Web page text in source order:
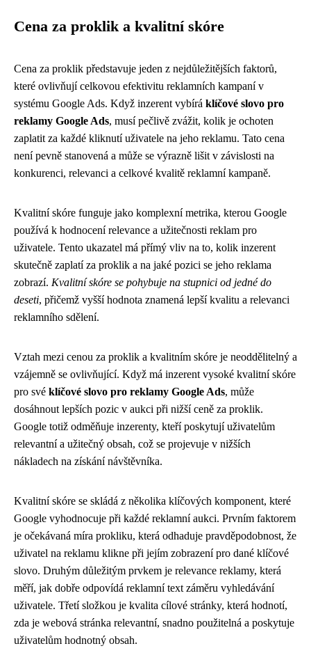
Cena za proklik a kvalitní skóre
Cena za proklik představuje jeden z nejdůležitějších faktorů,
které ovlivňují celkovou efektivitu reklamních kampaní v
systému Google Ads. Když inzerent vybírá klíčové slovo pro
reklamy Google Ads, musí pečlivě zvážit, kolik je ochoten
zaplatit za každé kliknutí uživatele na jeho reklamu. Tato cena
není pevně stanovená a může se výrazně lišit v závislosti na
konkurenci, relevanci a celkové kvalitě reklamní kampaně.
Kvalitní skóre funguje jako komplexní metrika, kterou Google
používá k hodnocení relevance a užitečnosti reklam pro
uživatele. Tento ukazatel má přímý vliv na to, kolik inzerent
skutečně zaplatí za proklik a na jaké pozici se jeho reklama
zobrazí. Kvalitní skóre se pohybuje na stupnici od jedné do
deseti, přičemž vyšší hodnota znamená lepší kvalitu a relevanci
reklamního sdělení.
Vztah mezi cenou za proklik a kvalitním skóre je neoddělitelný a
vzájemně se ovlivňující. Když má inzerent vysoké kvalitní skóre
pro své klíčové slovo pro reklamy Google Ads, může
dosáhnout lepších pozic v aukci při nižší ceně za proklik.
Google totiž odměňuje inzerenty, kteří poskytují uživatelům
relevantní a užitečný obsah, což se projevuje v nižších
nákladech na získání návštěvníka.
Kvalitní skóre se skládá z několika klíčových komponent, které
Google vyhodnocuje při každé reklamní aukci. Prvním faktorem
je očekávaná míra prokliku, která odhaduje pravděpodobnost, že
uživatel na reklamu klikne při jejím zobrazení pro dané klíčové
slovo. Druhým důležitým prvkem je relevance reklamy, která
měří, jak dobře odpovídá reklamní text záměru vyhledávání
uživatele. Třetí složkou je kvalita cílové stránky, která hodnotí,
zda je webová stránka relevantní, snadno použitelná a poskytuje
uživatelům hodnotný obsah.